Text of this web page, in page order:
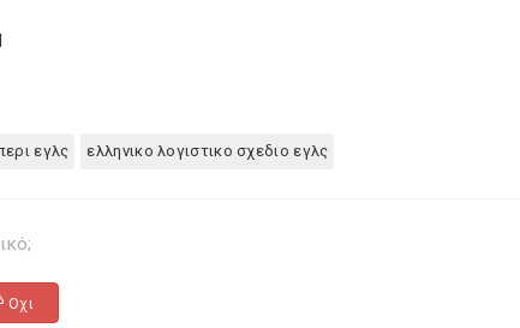
εγλς ελληνικο λογιστικο σχεδιο εγλς
Οχι